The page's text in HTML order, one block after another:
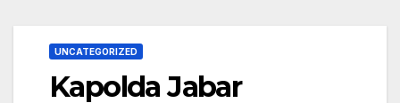
UNCATEGORIZED
Kapolda Jabar